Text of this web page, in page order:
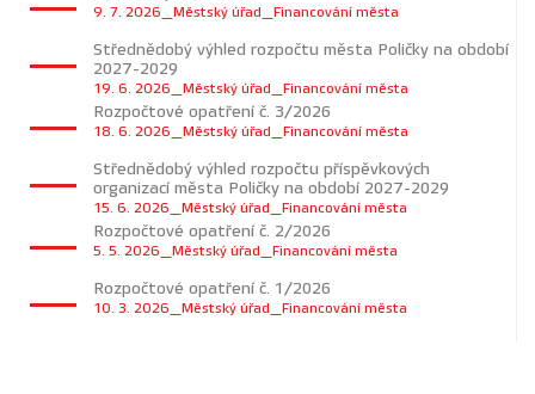
9. 7. 2026_Městský úřad_Financování města
Střednědobý výhled rozpočtu města Poličky na období
2027-2029
19. 6. 2026_Městský úřad_Financování města
Rozpočtové opatření č. 3/2026
18. 6. 2026_Městský úřad_Financování města
Střednědobý výhled rozpočtu příspěvkových
organizací města Poličky na období 2027-2029
15. 6. 2026_Městský úřad_Financování města
Rozpočtové opatření č. 2/2026
5. 5. 2026_Městský úřad_Financování města
Rozpočtové opatření č. 1/2026
10. 3. 2026_Městský úřad_Financování města